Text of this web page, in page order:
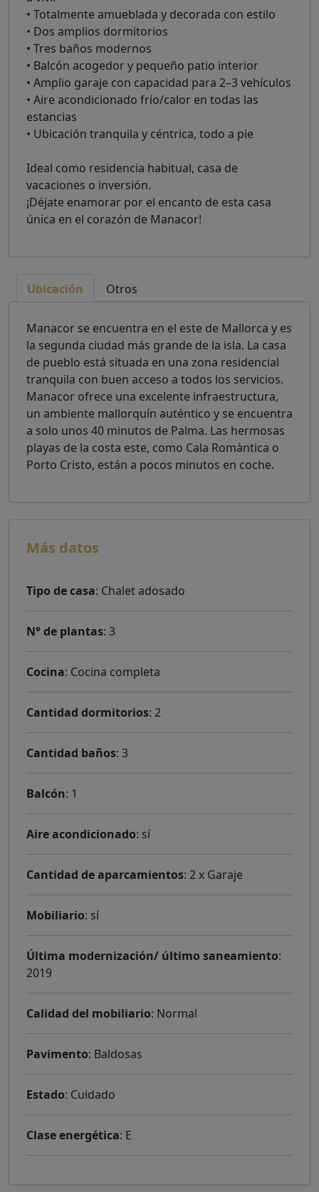
• Totalmente amueblada y decorada con estilo
• Dos amplios dormitorios
• Tres baños modernos
• Balcón acogedor y pequeño patio interior
• Amplio garaje con capacidad para 2–3 vehículos
• Aire acondicionado frío/calor en todas las
estancias
• Ubicación tranquila y céntrica, todo a pie
Ideal como residencia habitual, casa de
vacaciones o inversión.
¡Déjate enamorar por el encanto de esta casa
única en el corazón de Manacor!
Ubicación Otros
Manacor se encuentra en el este de Mallorca y es
la segunda ciudad más grande de la isla. La casa
de pueblo está situada en una zona residencial
tranquila con buen acceso a todos los servicios.
Manacor ofrece una excelente infraestructura,
un ambiente mallorquín auténtico y se encuentra
a solo unos 40 minutos de Palma. Las hermosas
playas de la costa este, como Cala Romàntica o
Porto Cristo, están a pocos minutos en coche.
Más datos
Tipo de casa: Chalet adosado
N° de plantas: 3
Cocina: Cocina completa
Cantidad dormitorios: 2
Cantidad baños: 3
Balcón: 1
Aire acondicionado: sí
Cantidad de aparcamientos: 2 x Garaje
Mobiliario: sí
Última modernización/ último saneamiento:
2019
Calidad del mobiliario: Normal
Pavimento: Baldosas
Estado: Cuidado
Clase energética: E